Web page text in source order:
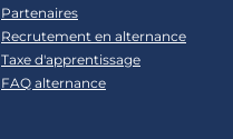
Partenaires
Recrutement en alternance
Taxe d'apprentissage
FAQ alternance